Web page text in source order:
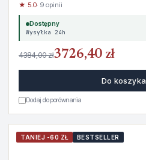
★ 5.0· 9 opinii
Dostępny
Wysyłka 24h
4384,00 zł3726,40 zł
Do koszyka
Dodaj do porównania
TANIEJ -60 ZŁ BESTSELLER